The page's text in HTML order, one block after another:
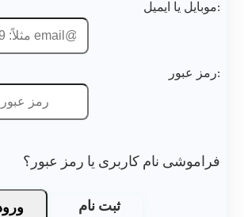
موبایل یا ایمیل:
رمز عبور:
فراموشی نام کاربری یا رمز عبور؟
ثبت نام